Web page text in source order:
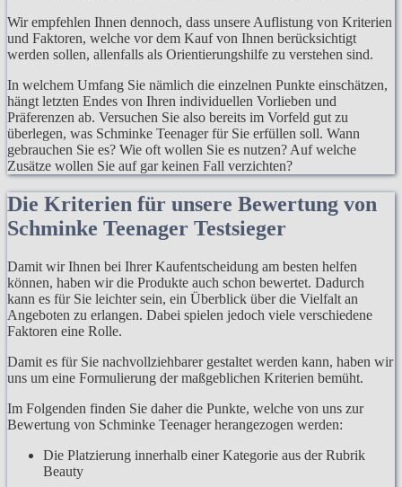
Wir empfehlen Ihnen dennoch, dass unsere Auflistung von Kriterien
und Faktoren, welche vor dem Kauf von Ihnen berücksichtigt
werden sollen, allenfalls als Orientierungshilfe zu verstehen sind.
In welchem Umfang Sie nämlich die einzelnen Punkte einschätzen,
hängt letzten Endes von Ihren individuellen Vorlieben und
Präferenzen ab. Versuchen Sie also bereits im Vorfeld gut zu
überlegen, was Schminke Teenager für Sie erfüllen soll. Wann
gebrauchen Sie es? Wie oft wollen Sie es nutzen? Auf welche
Zusätze wollen Sie auf gar keinen Fall verzichten?
Die Kriterien für unsere Bewertung von
Schminke Teenager Testsieger
Damit wir Ihnen bei Ihrer Kaufentscheidung am besten helfen
können, haben wir die Produkte auch schon bewertet. Dadurch
kann es für Sie leichter sein, ein Überblick über die Vielfalt an
Angeboten zu erlangen. Dabei spielen jedoch viele verschiedene
Faktoren eine Rolle.
Damit es für Sie nachvollziehbarer gestaltet werden kann, haben wir
uns um eine Formulierung der maßgeblichen Kriterien bemüht.
Im Folgenden finden Sie daher die Punkte, welche von uns zur
Bewertung von Schminke Teenager herangezogen werden:
Die Platzierung innerhalb einer Kategorie aus der Rubrik
Beauty